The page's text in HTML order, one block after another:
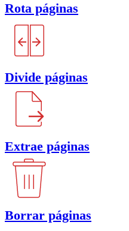
Rota páginas
Divide páginas
Extrae páginas
Borrar páginas